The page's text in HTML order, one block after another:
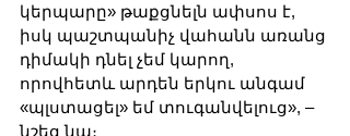
կերպարը» թաքցնելն ափսոս է,
իսկ պաշտպանիչ վահանն առանց
դիմակի դնել չեմ կարող,
որովհետև արդեն երկու անգամ
«պլստացել» եմ տուգանվելուց», –
նշեց նա։